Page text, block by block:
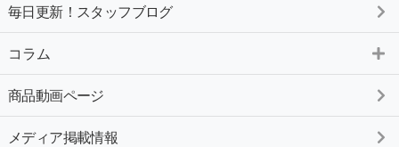
毎日更新！スタッフブログ
コラム
商品動画ページ
メディア掲載情報